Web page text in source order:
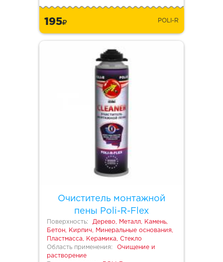
195 POLI-R
Очиститель монтажной
пены Poli-R-Flex
Поверхность:
Дерево, Металл, Камень,
Бетон, Кирпич, Минеральные основания,
Пластмасса, Керамика, Стекло
Область применения:
Очищение и
растворение